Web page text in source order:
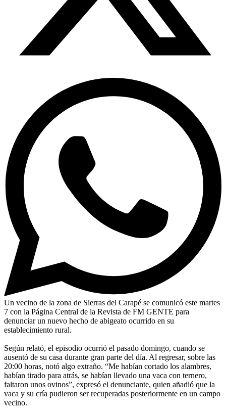
Un vecino de la zona de Sierras del Carapé se comunicó este martes
7 con la Página Central de la Revista de FM GENTE para
denunciar un nuevo hecho de abigeato ocurrido en su
establecimiento rural.
Según relató, el episodio ocurrió el pasado domingo, cuando se
ausentó de su casa durante gran parte del día. Al regresar, sobre las
20:00 horas, notó algo extraño. “Me habían cortado los alambres,
habían tirado para atrás, se habían llevado una vaca con ternero,
faltaron unos ovinos”, expresó el denunciante, quien añadió que la
vaca y su cría pudieron ser recuperadas posteriormente en un campo
vecino.